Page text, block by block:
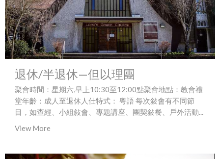
退休/半退休—但以理團
聚會時間：星期六,早上10:30至12:00點聚會地點：教會禮
堂年齡：成人至退休人仕特式： 粵語 每次敍會有不同節
目，如查經、小組敍會、專題講座、團契敍餐、戶外活動...
View More